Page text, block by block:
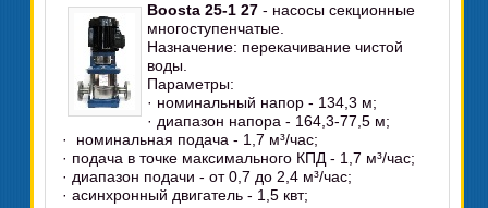
Boosta 25-1 27 - насосы секционные
многоступенчатые.
Назначение: перекачивание чистой
воды.
Параметры:
· номинальный напор - 134,3 м;
· диапазон напора - 164,3-77,5 м;
· номинальная подача - 1,7 м³/час;
· подача в точке максимального КПД - 1,7 м³/час;
· диапазон подачи - от 0,7 до 2,4 м³/час;
· асинхронный двигатель - 1,5 квт;